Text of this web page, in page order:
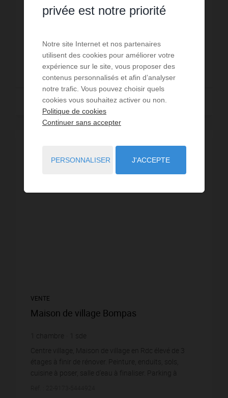
ensoleillée sur terrain de 311m² située dans quartier
grande...
Réf. : 19-9339-5307704
259 000 €
Lire la suite
VENTE
Maison de village Bompas
chambre
sde
Centre village, Maison de village en Rdc élevé de 3
étages à finir de rénover. Peinture, enduits, sols,
cuisine à poser, salle d'eau à finaliser. Parking à
privée est notre priorité
Notre site Internet et nos partenaires
utilisent des cookies pour améliorer votre
expérience sur le site, vous proposer des
contenus personnalisés et afin d’analyser
notre trafic. Vous pouvez choisir quels
cookies vous souhaitez activer ou non.
Politique de cookies
Continuer sans accepter
PERSONNALISER J'ACCEPTE